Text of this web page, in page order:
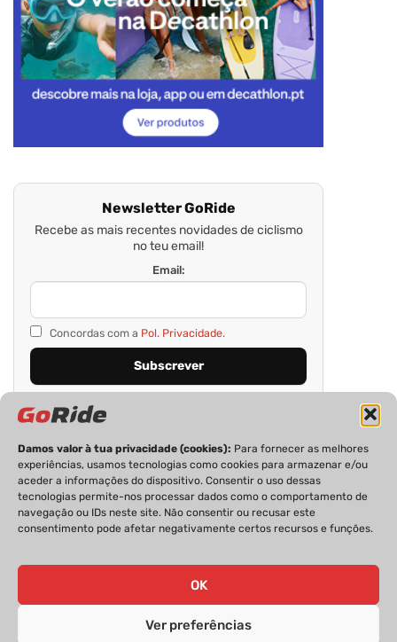
Damos valor à tua privacidade (cookies): Para fornecer as melhores
experiências, usamos tecnologias como cookies para armazenar e/ou
aceder a informações do dispositivo. Consentir o uso dessas
tecnologias permite-nos processar dados como o comportamento de
navegação ou IDs neste site. Não consentir ou recusar este
consentimento pode afetar negativamente certos recursos e funções.
OK
Ver preferências
Newsletter GoRide
Recebe as mais recentes novidades de ciclismo
no teu email!
Email:
Concordas com a Pol. Privacidade.
PRIVACIDADE FICHA TÉCNICA
ESTATUTO EDITORIAL